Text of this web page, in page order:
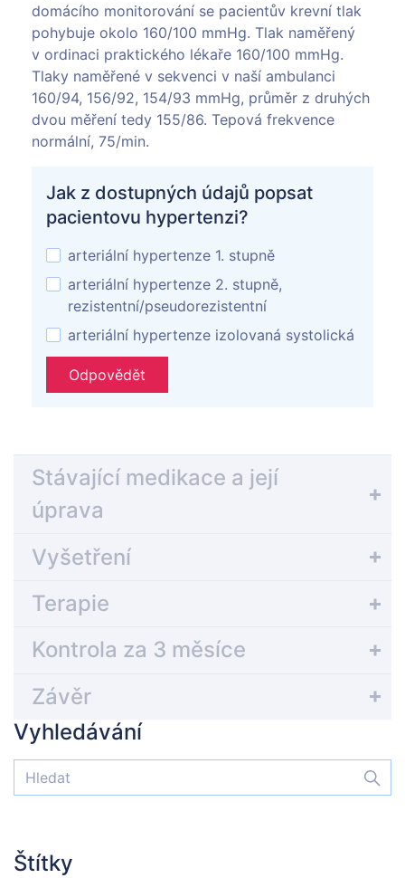
domácího monitorování se pacientův krevní tlak
pohybuje okolo 160/100 mmHg. Tlak naměřený
v ordinaci praktického lékaře 160/100 mmHg.
Tlaky naměřené v sekvenci v naší ambulanci
160/94, 156/92, 154/93 mmHg, průměr z druhých
dvou měření tedy 155/86. Tepová frekvence
normální, 75/min.
Jak z dostupných údajů popsat
pacientovu hypertenzi?
arteriální hypertenze 1. stupně
arteriální hypertenze 2. stupně,
rezistentní/pseudorezistentní
arteriální hypertenze izolovaná systolická
Odpovědět
Stávající medikace a její
úprava
Vyšetření
Terapie
Kontrola za 3 měsíce
Závěr
Vyhledávání
Štítky